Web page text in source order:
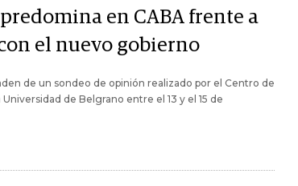
en CABA frente a
el nuevo gobierno
de un sondeo de opinión realizado por el Centro de
de Belgrano entre el 13 y el 15 de